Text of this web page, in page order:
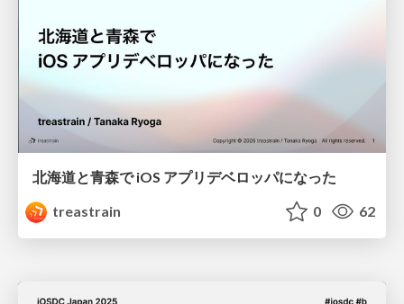
北海道と青森で iOS アプリデベロッパになった
treastrain
0 62